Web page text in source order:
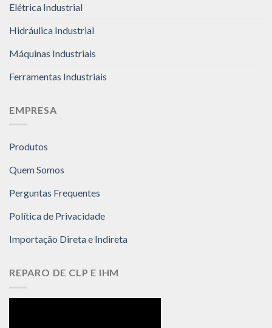
Elétrica Industrial
Hidráulica Industrial
Máquinas Industriais
Ferramentas Industriais
EMPRESA
Produtos
Quem Somos
Perguntas Frequentes
Política de Privacidade
Importação Direta e Indireta
REPARO DE CLP E IHM